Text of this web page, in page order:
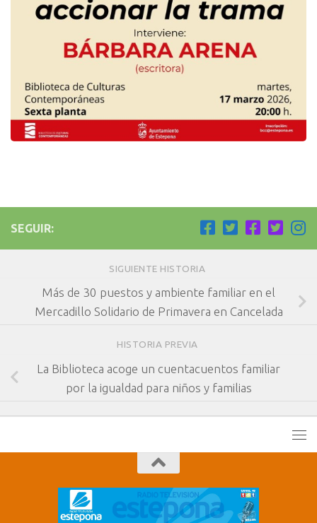
SEGUIR:
SIGUIENTE HISTORIA
Más de 30 puestos y ambiente familiar en el
Mercadillo Solidario de Primavera en Cancelada
HISTORIA PREVIA
La Biblioteca acoge un cuentacuentos familiar
por la igualdad para niños y familias